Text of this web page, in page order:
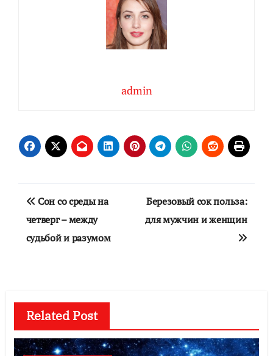
admin
Навигация
по
записям
Сон со среды на
четверг – между
судьбой и разумом
Березовый сок польза:
для мужчин и женщин
Related Post